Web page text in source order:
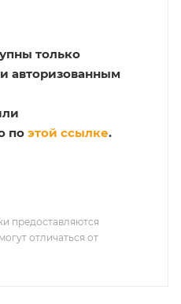
только
авторизованным
по этой ссылке.
предоставляются
отличаться от